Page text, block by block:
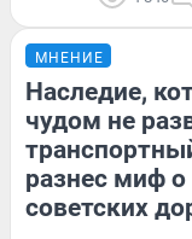
МНЕНИЕ
Наследие,
чудом не
разнес миф
советских